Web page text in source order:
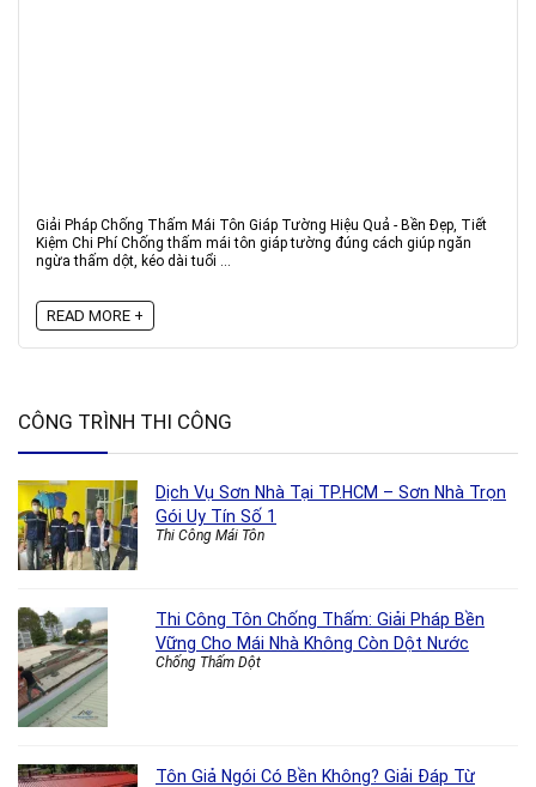
Giải Pháp Chống Thấm Mái Tôn Giáp Tường Hiệu Quả - Bền Đẹp, Tiết
Kiệm Chi Phí Chống thấm mái tôn giáp tường đúng cách giúp ngăn
ngừa thấm dột, kéo dài tuổi ...
READ MORE +
CÔNG TRÌNH THI CÔNG
Dịch Vụ Sơn Nhà Tại TP.HCM – Sơn Nhà Trọn
Gói Uy Tín Số 1
Thi Công Mái Tôn
Thi Công Tôn Chống Thấm: Giải Pháp Bền
Vững Cho Mái Nhà Không Còn Dột Nước
Chống Thấm Dột
Tôn Giả Ngói Có Bền Không? Giải Đáp Từ